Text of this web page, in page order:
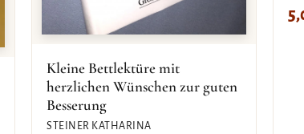
Kleine Bettlektüre mit
herzlichen Wünschen zur guten
Besserung
STEINER KATHARINA